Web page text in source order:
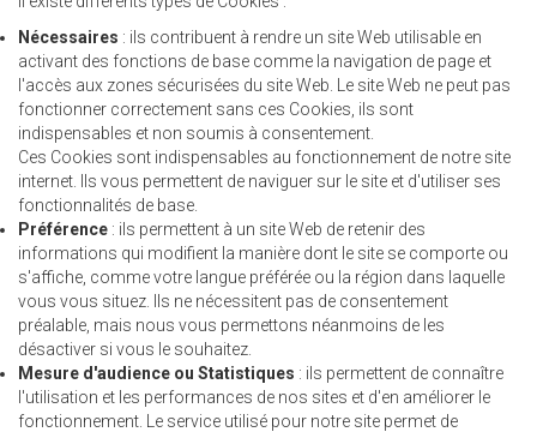
Nécessaires : ils contribuent à rendre un site Web utilisable en
activant des fonctions de base comme la navigation de page et
l'accès aux zones sécurisées du site Web. Le site Web ne peut pas
fonctionner correctement sans ces Cookies, ils sont
indispensables et non soumis à consentement.
Ces Cookies sont indispensables au fonctionnement de notre site
internet. Ils vous permettent de naviguer sur le site et d'utiliser ses
fonctionnalités de base.
Préférence : ils permettent à un site Web de retenir des
informations qui modifient la manière dont le site se comporte ou
s'affiche, comme votre langue préférée ou la région dans laquelle
vous vous situez. Ils ne nécessitent pas de consentement
préalable, mais nous vous permettons néanmoins de les
désactiver si vous le souhaitez.
Mesure d'audience ou Statistiques : ils permettent de connaître
l'utilisation et les performances de nos sites et d'en améliorer le
fonctionnement. Le service utilisé pour notre site permet de